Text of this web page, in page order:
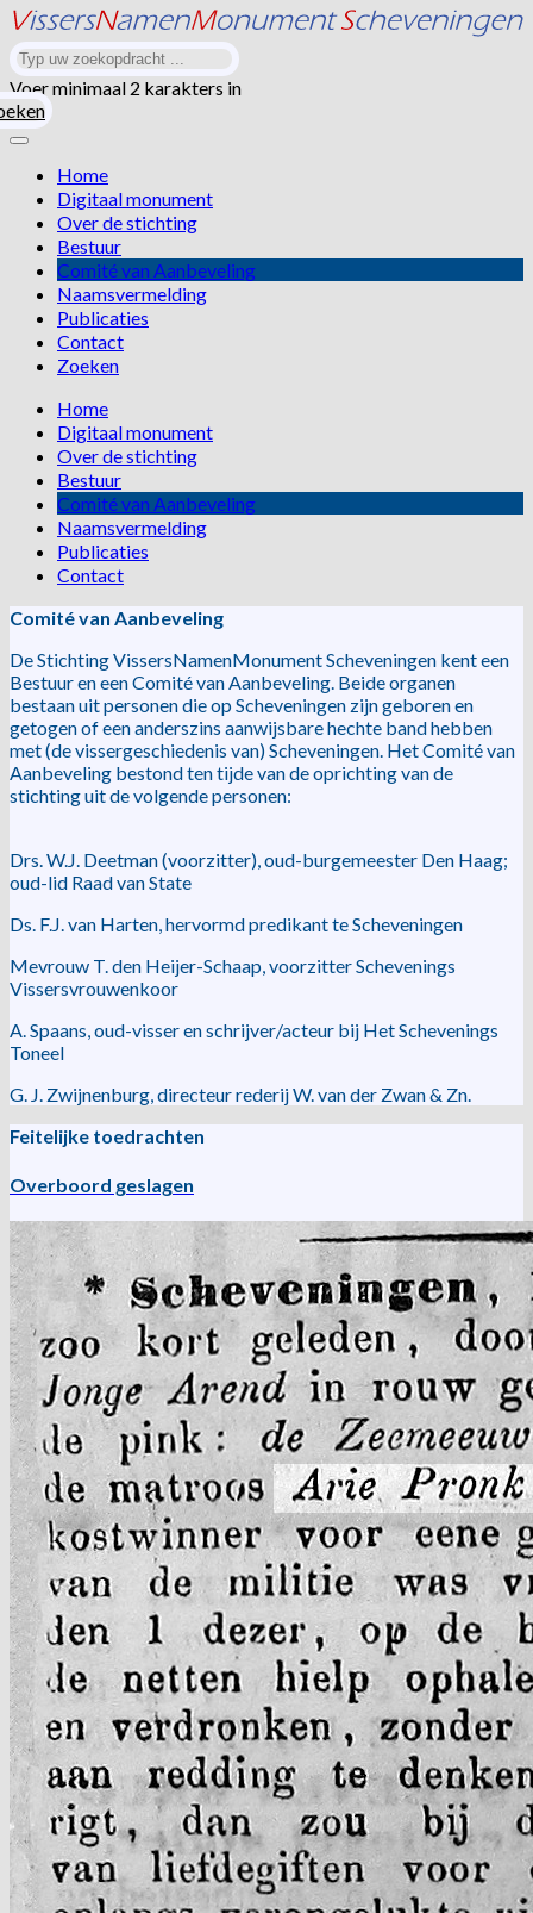
Voer minimaal 2 karakters in
Home
Digitaal monument
Over de stichting
Bestuur
Comité van Aanbeveling
Naamsvermelding
Publicaties
Contact
Zoeken
Home
Digitaal monument
Over de stichting
Bestuur
Comité van Aanbeveling
Naamsvermelding
Publicaties
Contact
Comité van Aanbeveling
De Stichting VissersNamenMonument Scheveningen kent een
Bestuur en een Comité van Aanbeveling. Beide organen
bestaan uit personen die op Scheveningen zijn geboren en
getogen of een anderszins aanwijsbare hechte band hebben
met (de vissergeschiedenis van) Scheveningen. Het Comité van
Aanbeveling bestond ten tijde van de oprichting van de
stichting uit de volgende personen:
Drs. W.J. Deetman (voorzitter), oud-burgemeester Den Haag;
oud-lid Raad van State
Ds. F.J. van Harten, hervormd predikant te Scheveningen
Mevrouw T. den Heijer-Schaap, voorzitter Schevenings
Vissersvrouwenkoor
A. Spaans, oud-visser en schrijver/acteur bij Het Schevenings
Toneel
G. J. Zwijnenburg, directeur rederij W. van der Zwan & Zn.
Feitelijke toedrachten
Overboord geslagen